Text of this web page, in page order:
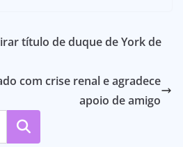
título de duque de York de
com crise renal e agradece
apoio de amigo
Pesquisar